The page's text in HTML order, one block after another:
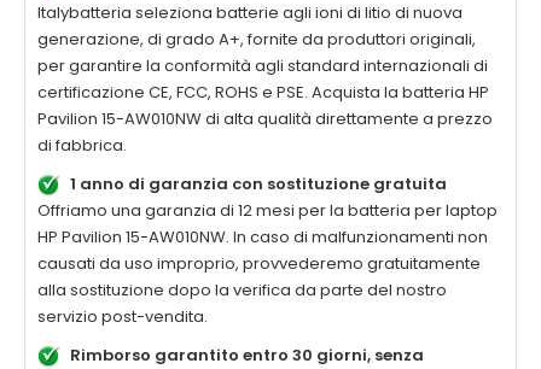
Italybatteria seleziona batterie agli ioni di litio di nuova
generazione, di grado A+, fornite da produttori originali,
per garantire la conformità agli standard internazionali di
certificazione CE, FCC, ROHS e PSE. Acquista la batteria HP
Pavilion 15-AW010NW di alta qualità direttamente a prezzo
di fabbrica.
1 anno di garanzia con sostituzione gratuita
Offriamo una garanzia di 12 mesi per la batteria per laptop
HP Pavilion 15-AW010NW. In caso di malfunzionamenti non
causati da uso improprio, provvederemo gratuitamente
alla sostituzione dopo la verifica da parte del nostro
servizio post-vendita.
Rimborso garantito entro 30 giorni, senza